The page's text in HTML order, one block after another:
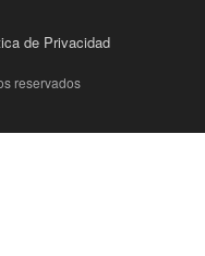
de Privacidad
reservados